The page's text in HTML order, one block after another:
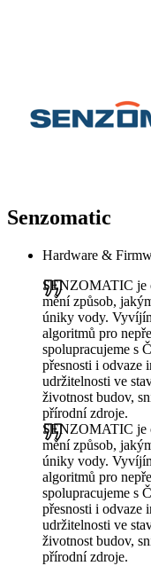
Senzomatic
Hardware &
SENZOMATIC je
mění způsob,
úniky vody.
algoritmů pro
spolupracujeme s
přesnosti i odvaze
udržitelnosti ve
životnost budov,
přírodní zdroje.
SENZOMATIC je
mění způsob,
úniky vody.
algoritmů pro
spolupracujeme s
přesnosti i odvaze
udržitelnosti ve
životnost budov,
přírodní zdroje.